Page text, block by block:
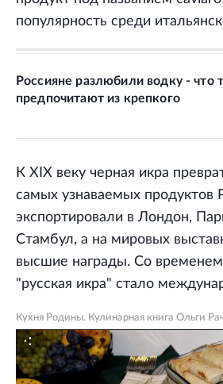
популярность среди
Россияне разлюбили водку - что
предпочитают из крепкого
К XIX веку черная икра
самых узнаваемых продуктов
экспортировали в Лондон,
Стамбул, а на мировых
высшие награды. Со
"русская икра" стало
Кухня Родины. Кулинарная книга Ольги